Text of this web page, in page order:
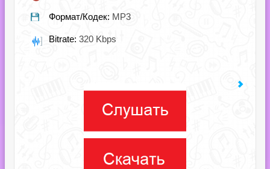
Формат/Кодек: MP3
Bitrate: 320 Kbps